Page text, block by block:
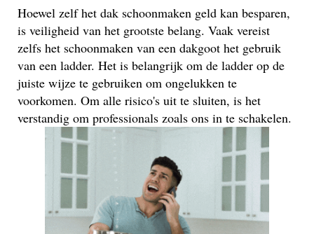
Hoewel zelf het dak schoonmaken geld kan besparen,
is veiligheid van het grootste belang. Vaak vereist
zelfs het schoonmaken van een dakgoot het gebruik
van een ladder. Het is belangrijk om de ladder op de
juiste wijze te gebruiken om ongelukken te
voorkomen. Om alle risico's uit te sluiten, is het
verstandig om professionals zoals ons in te schakelen.